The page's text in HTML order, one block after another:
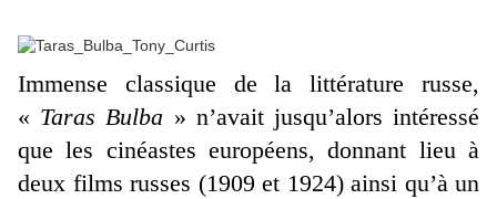
Immense classique de la littérature russe,
« Taras Bulba » n’avait jusqu’alors intéressé
que les cinéastes européens, donnant lieu à
deux films russes (1909 et 1924) ainsi qu’à un